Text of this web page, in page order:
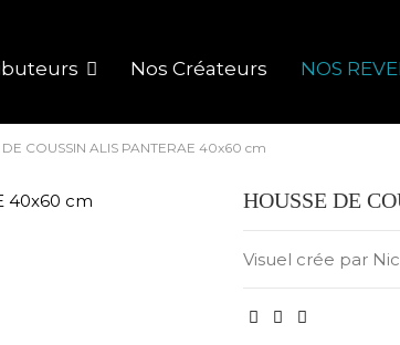
Nos Créateurs NOS
DE COUSSIN ALIS PANTERAE 40x60 cm
HOUSSE DE
Visuel crée par